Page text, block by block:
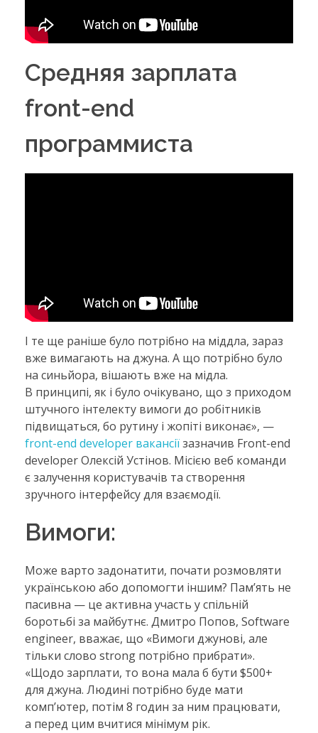
Средняя зарплата
front-end
программиста
І те ще раніше було потрібно на міддла, зараз
вже вимагають на джуна. А що потрібно було
на синьйора, вішають вже на мідла.
В принципі, як і було очікувано, що з приходом
штучного інтелекту вимоги до робітників
підвищаться, бо рутину і жопіті виконає», —
front-end developer вакансіїзазначив Front-end
developer Олексій Устінов. Місією веб команди
є залучення користувачів та створення
зручного інтерфейсу для взаємодії.
Вимоги:
Може варто задонатити, почати розмовляти
українською або допомогти іншим? Пам’ять не
пасивна — це активна участь у спільній
боротьбі за майбутнє. Дмитро Попов, Software
engineer, вважає, що «Вимоги джунові, але
тільки слово strong потрібно прибрати».
«Щодо зарплати, то вона мала б бути $500+
для джуна. Людині потрібно буде мати
комп’ютер, потім 8 годин за ним працювати,
а перед цим вчитися мінімум рік.